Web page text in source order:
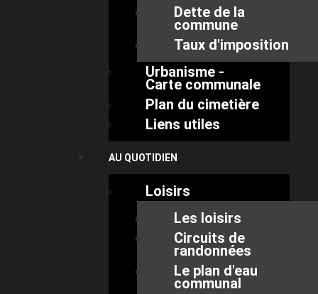
Dette de la
commune
Taux d'imposition
Urbanisme -
Carte communale
Plan du cimetière
Liens utiles
AU QUOTIDIEN
Loisirs
Les loisirs
Circuits de
randonnées
Le plan d'eau
communal